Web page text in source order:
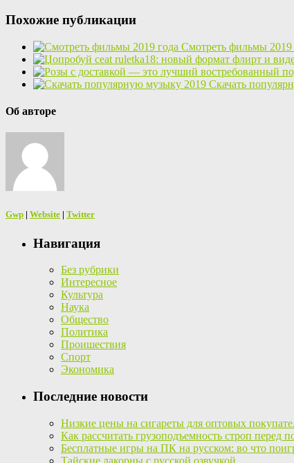
Похожие публикации
Смотреть фильмы 2019
Скачать
Об авторе
Gwp | Website | Twitter
Навигация
Без рубрики
Интересное
Культура
Наука
Общество
Политика
Проишествия
Спорт
Экономика
Последние новости
Низкие цены на сигареты для оптовых
Как рассчитать грузоподъемность строп перед
Бесплатные игры на ПК на русском: во что
Тайские лакорны с русской озвучкой